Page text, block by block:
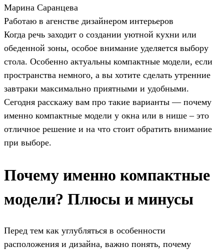
Марина Саранцева
Работаю в агенстве дизайнером интерьеров
Когда речь заходит о создании уютной кухни или
обеденной зоны, особое внимание уделяется выбору
стола. Особенно актуальны компактные модели, если
пространства немного, а вы хотите сделать утренние
завтраки максимально приятными и удобными.
Сегодня расскажу вам про такие варианты — почему
именно компактные модели у окна или в нише – это
отличное решение и на что стоит обратить внимание
при выборе.
Почему именно компактные
модели? Плюсы и минусы
Перед тем как углубляться в особенности
расположения и дизайна, важно понять, почему